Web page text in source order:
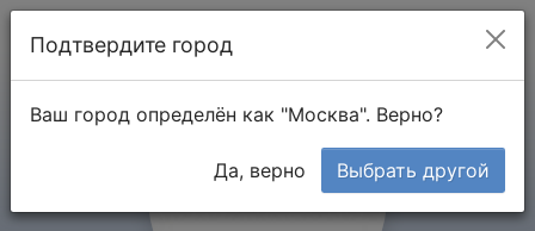
Подтвердите город
Ваш город определён как "Москва". Верно?
Да, верно Выбрать другой